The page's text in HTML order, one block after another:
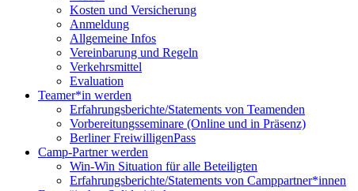
Kosten und Versicherung
Anmeldung
Allgemeine Infos
Vereinbarung und Regeln
Verkehrsmittel
Evaluation
Teamer*in werden
Erfahrungsberichte/Statements von Teamenden
Vorbereitungsseminare (Online und in Präsenz)
Berliner FreiwilligenPass
Camp-Partner werden
Win-Win Situation für alle Beteiligten
Erfahrungsberichte/Statements von Camppartner*innen